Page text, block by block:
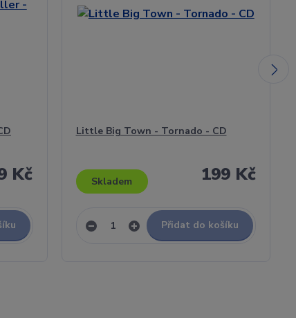
Kč
Little Big Town - Tornado - CD
199 Kč
Skladem
Přidat do košíku